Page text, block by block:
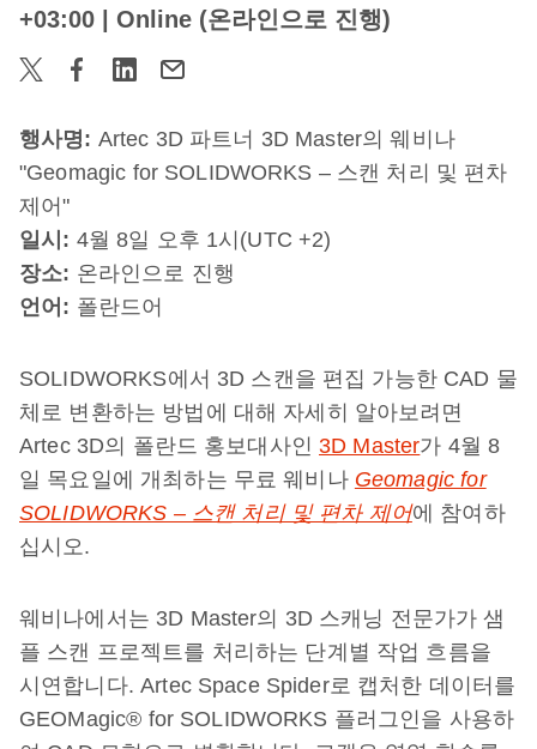
+03:00
| Online (온라인으로 진행)
행사명: Artec 3D 파트너 3D Master의 웨비나
"Geomagic for SOLIDWORKS – 스캔 처리 및 편차
제어"
일시 : 4월 8일 오후 1시(UTC +2)
장소: 온라인으로 진행
언어 : 폴란드어
SOLIDWORKS에서 3D 스캔을 편집 가능한 CAD 물
체로 변환하는 방법에 대해 자세히 알아보려면
Artec 3D의 폴란드 홍보대사인 3D Master가 4월 8
일 목요일에 개최하는 무료 웨비나 Geomagic for
SOLIDWORKS – 스캔 처리 및 편차 제어에 참여하
십시오.
웨비나에서는 3D Master의 3D 스캐닝 전문가가 샘
플 스캔 프로젝트를 처리하는 단계별 작업 흐름을
시연합니다. Artec Space Spider로 캡처한 데이터를
GEOMagic® for SOLIDWORKS 플러그인을 사용하